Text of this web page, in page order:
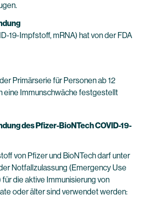
19-Impfstoff, mRNA) hat von der FDA
Primärserie für Personen ab 12
eine Immunschwäche festgestellt
des Pfizer-BioNTech COVID-19-
von Pfizer und BioNTech darf unter
Notfallzulassung (Emergency Use
für die aktive Immunisierung von
oder älter sind verwendet werden: